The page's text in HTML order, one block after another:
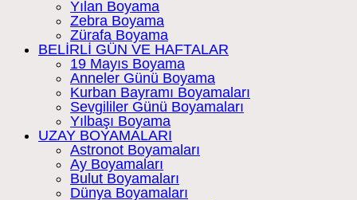
Yılan Boyama
Zebra Boyama
Zürafa Boyama
BELİRLİ GÜN VE HAFTALAR
19 Mayıs Boyama
Anneler Günü Boyama
Kurban Bayramı Boyamaları
Sevgililer Günü Boyamaları
Yılbaşı Boyama
UZAY BOYAMALARI
Astronot Boyamaları
Ay Boyamaları
Bulut Boyamaları
Dünya Boyamaları